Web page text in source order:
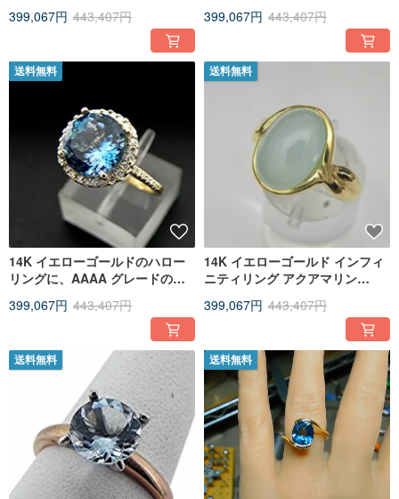
ラット。商品コード：0726
399,067円 443,407円 399,067円 443,407円
送料無料
14K イエローゴールドのハロー
リングに、AAAA グレードのロ
3.40 カラット）をセットしまし
399,067円 443,407円
送料無料
14K イエローゴールド インフィ
ニティリング アクアマリン
年製
399,067円 443,407円
送料無料 送料無料